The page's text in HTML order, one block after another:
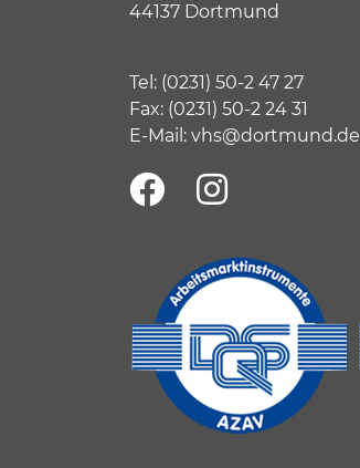
44137 Dortmund
Tel: (0231) 50-2 47 27
Fax: (0231) 50-2 24 31
E-Mail: vhs@dortmund.de